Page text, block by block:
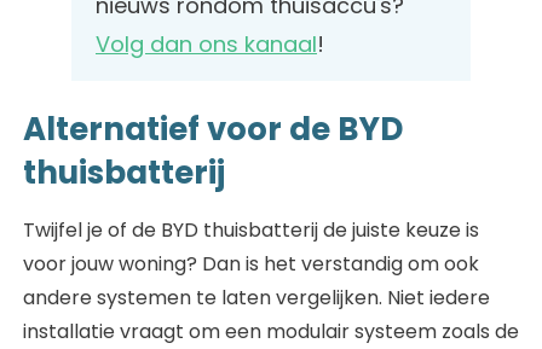
Volg dan ons kanaal!
Alternatief voor de BYD
thuisbatterij
Twijfel je of de BYD thuisbatterij de juiste keuze is
voor jouw woning? Dan is het verstandig om ook
andere systemen te laten vergelijken. Niet iedere
installatie vraagt om een modulair systeem zoals de